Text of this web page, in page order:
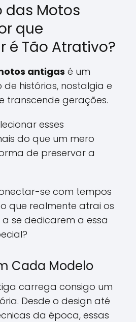
das Motos
que
é Tão Atrativo?
antigas é um
de histórias, nostalgia e
transcende gerações.
esses
do que um mero
de preservar a
se com tempos
que realmente atrai os
se dedicarem a essa
Cada Modelo
carrega consigo um
Desde o design até
da época, essas